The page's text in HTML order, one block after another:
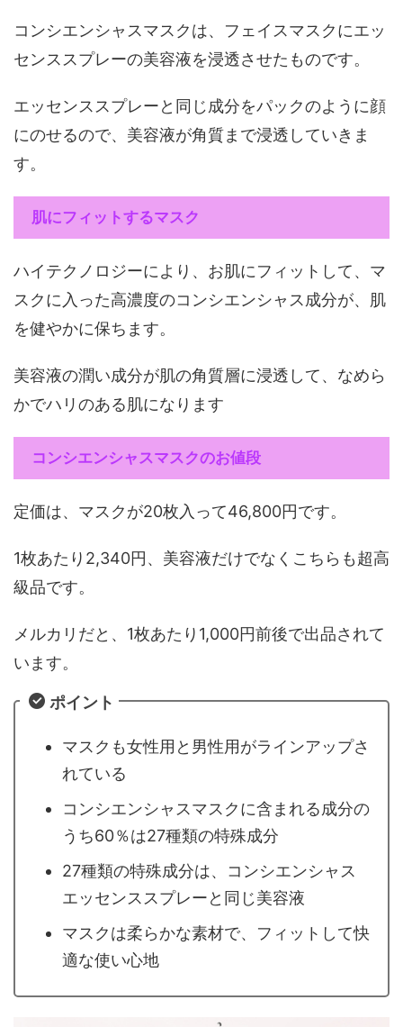
コンシエンシャスマスクは、フェイスマスクにエッ
センススプレーの美容液を浸透させたものです。
エッセンススプレーと同じ成分をパックのように顔
にのせるので、美容液が角質まで浸透していきま
す。
肌にフィットするマスク
ハイテクノロジーにより、お肌にフィットして、マ
スクに入った高濃度のコンシエンシャス成分が、肌
を健やかに保ちます。
美容液の潤い成分が肌の角質層に浸透して、なめら
かでハリのある肌になります
コンシエンシャスマスクのお値段
定価は、マスクが20枚入って46,800円です。
1枚あたり2,340円、美容液だけでなくこちらも超高
級品です。
メルカリだと、1枚あたり1,000円前後で出品されて
います。
ポイント
マスクも女性用と男性用がラインアップさ
れている
コンシエンシャスマスクに含まれる成分の
うち60％は27種類の特殊成分
27種類の特殊成分は、コンシエンシャス
エッセンススプレーと同じ美容液
マスクは柔らかな素材で、フィットして快
適な使い心地